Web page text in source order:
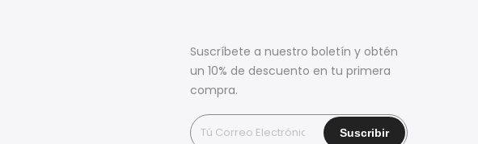
Suscríbete a nuestro boletín y obtén
un 10% de descuento en tu primera
compra.